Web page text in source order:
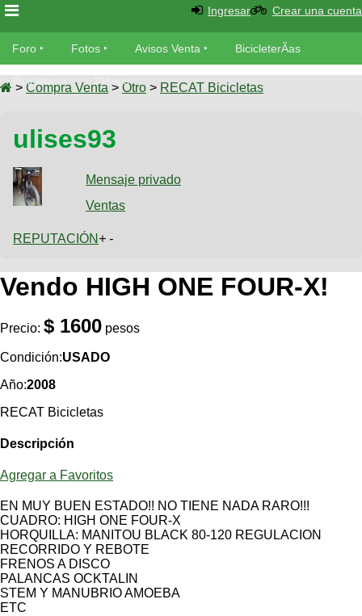
Foro
Foro
MecÃ¡nica
Fotos
SUBÃ
Galeria
XC
Viajes
triatlon
De
todo
Retro
Enduro
Ranking
Fotos
del
Avisos
Ventas
SUBÃ
aviso
Buscar
Fotos
Categorias
COMPRO
CANJE
Mi
Compras
Mis
Ventas
BicicleterÃ­
Bicicletas
Tandem
Freerider
TÃ©cnica
MecÃ¡nica
Robadas
Noticias
Videos
Cicloturismo
de
de
viajes
Foro
de
viajes
Usuarios
Ãšltimos
Buscar
Mis
Actividad
de
Amigos
Ingresar Crear una cuenta
Foro Fotos Avisos Venta BicicleterÃ­as
Bicicletas Videos
> Compra Venta > Otro > RECAT Bicicletas
ulises93
Mensaje privado
Ventas
REPUTACIÓN + -
Vendo HIGH ONE FOUR-X!
Precio: $ 1600 pesos
Condición:USADO
Año:2008
RECAT Bicicletas
Descripción
Agregar a Favoritos
EN MUY BUEN ESTADO!! NO TIENE NADA RARO!!!
CUADRO: HIGH ONE FOUR-X
HORQUILLA: MANITOU BLACK 80-120 REGULACION
RECORRIDO Y REBOTE
FRENOS A DISCO
PALANCAS OCKTALIN
STEM Y MANUBRIO AMOEBA
ETC